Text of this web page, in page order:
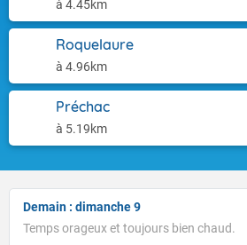
à 4.45km
Roquelaure
à 4.96km
Préchac
à 5.19km
Demain : dimanche 9
Temps orageux et toujours bien chaud.